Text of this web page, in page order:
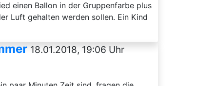
einen Ballon in der Gruppenfarbe plus
Luft gehalten werden sollen. Ein Kind
18.01.2018, 19:06 Uhr